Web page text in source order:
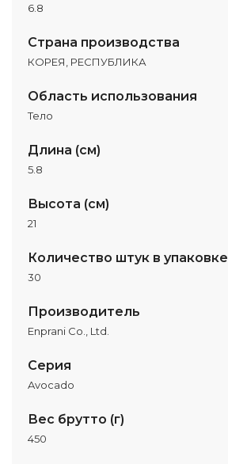
6.8
Страна производства
КОРЕЯ, РЕСПУБЛИКА
Область использования
Тело
Длина (см)
5.8
Высота (см)
21
Количество штук в упаковке
30
Производитель
Enprani Co., Ltd.
Серия
Avocado
Вес брутто (г)
450